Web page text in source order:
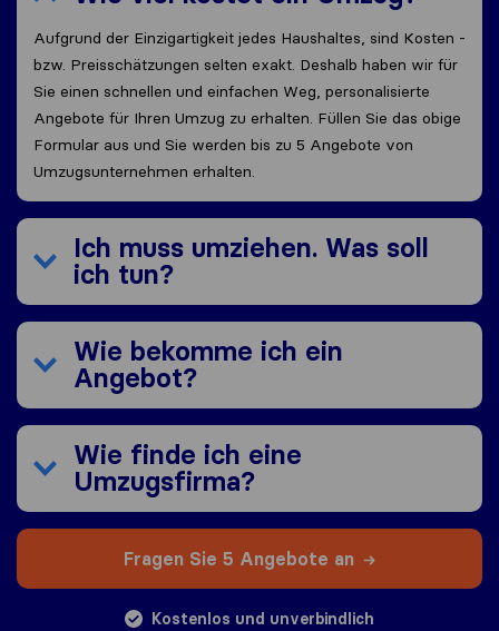
Aufgrund der Einzigartigkeit jedes Haushaltes, sind Kosten -
bzw. Preisschätzungen selten exakt. Deshalb haben wir für
Sie einen schnellen und einfachen Weg, personalisierte
Angebote für Ihren Umzug zu erhalten. Füllen Sie das obige
Formular aus und Sie werden bis zu 5 Angebote von
Umzugsunternehmen erhalten.
Ich muss umziehen. Was soll
ich tun?
Wie bekomme ich ein
Angebot?
Wie finde ich eine
Umzugsfirma?
Fragen Sie 5 Angebote an
Kostenlos und unverbindlich